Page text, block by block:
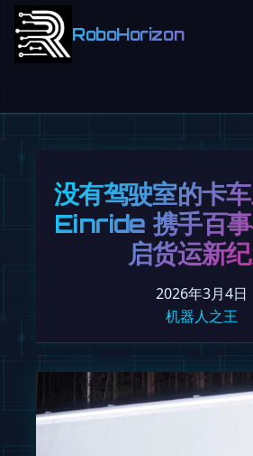
RoboHorizon
没有驾驶室的卡车
Einride 携手百
启货运新
2026年3月4日
机器人之王